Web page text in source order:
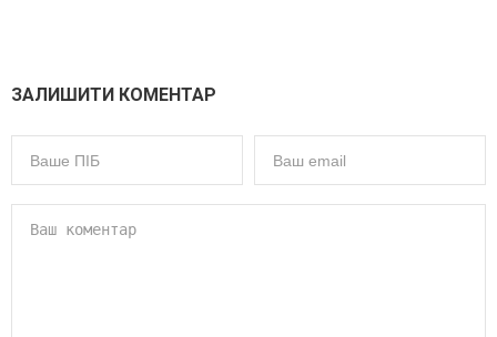
ЗАЛИШИТИ КОМЕНТАР